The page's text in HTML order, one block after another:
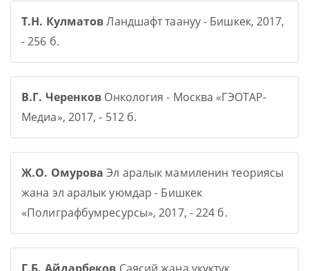
Т.Н. КулматовЛандшафт таануу - Бишкек, 2017,
- 256 б.
В.Г. Черенков Онкология - Москва «ГЭОТАР-
Медиа», 2017, - 512 б.
Ж.О. Омурова Эл аралык мамиленин теориясы
жана эл аралык уюмдар - Бишкек
«Полиграфбумресурсы», 2017, - 224 б.